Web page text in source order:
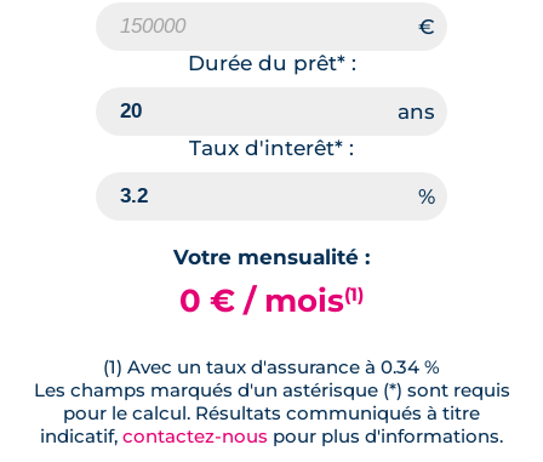
Durée du prêt* :
Taux d'interêt* :
Votre mensualité :
0 € / mois(1)
(1) Avec un taux d'assurance à 0.34 %
Les champs marqués d'un astérisque (*) sont requis
pour le calcul. Résultats communiqués à titre
indicatif, contactez-nous pour plus d'informations.